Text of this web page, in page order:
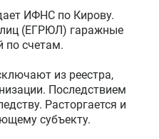
ИФНС по Кирову.
лиц (ЕГРЮЛ) гаражные
по счетам.
из реестра,
Последствием
Расторгается и
субъекту.